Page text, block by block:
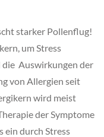
starker Pollenflug!
um Stress
die Auswirkungen der
von Allergien seit
wird meist
der Symptome
ein durch Stress